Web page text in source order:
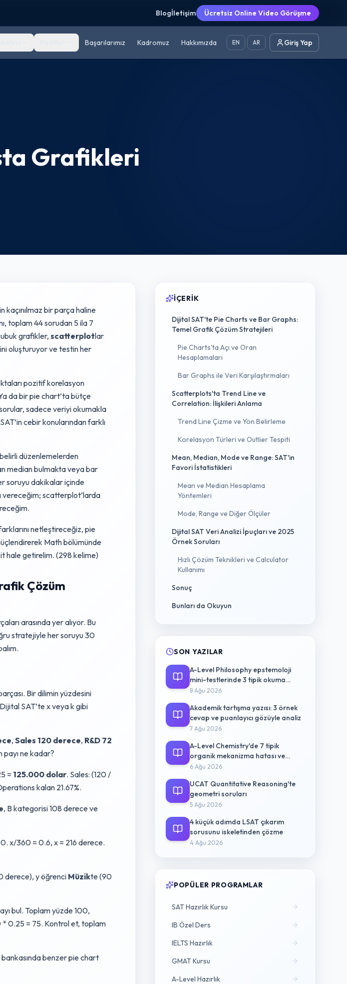
Blogİletişim Ücretsiz Online Video Görüşme
Başarılarımız Kadromuz Hakkımızda EN AR Giriş Yap
Grafikleri
kaçınılmaz bir parça haline
toplam 44 sorudan 5 ila 7
grafikler, scatterplotlar
oluşturuyor ve testin her
pozitif korelasyon
da bir pie chart’ta bütçe
sadece veriyi okumakla
cebir konularından farklı
düzenlemelerden
median bulmakta veya bar
soruyu dakikalar içinde
vereceğim; scatterplot’larda
netleştireceğiz, pie
Math bölümünde
hale getirelim. (298 kelime)
Çözüm
arasında yer alıyor. Bu
stratejiyle her soruyu 30
Bir dilimin yüzdesini
SAT’te x veya k gibi
, Sales 120 derece, R&D 72
ne kadar?
= 125.000 dolar. Sales: (120 /
kalan 21.67%.
, B kategorisi 108 derece ve
x/360 = 0.6, x = 216 derece.
derece), y öğrenciMüzikte (90
bul. Toplam yüzde 100,
0.25 = 75. Kontrol et, toplam
benzer pie chart
İÇERIK
Dijital SAT'te Pie Charts ve Bar Graphs:
Temel Grafik Çözüm Stratejileri
Pie Charts'ta Açı ve Oran
Hesaplamaları
Bar Graphs ile Veri Karşılaştırmaları
Scatterplots'ta Trend Line ve
Correlation: İlişkileri Anlama
Trend Line Çizme ve Yön Belirleme
Korelasyon Türleri ve Outlier Tespiti
Mean, Median, Mode ve Range: SAT'in
Favori İstatistikleri
Mean ve Median Hesaplama
Yöntemleri
Mode, Range ve Diğer Ölçüler
Dijital SAT Veri Analizi İpuçları ve 2025
Örnek Soruları
Hızlı Çözüm Teknikleri ve Calculator
Kullanımı
Sonuç
Bunları da Okuyun
SON YAZILAR
A-Level Philosophy epstemoloji
mini-testlerinde 3 tipik okuma
hatası
8 Ağu 2026
Akademik tartışma yazısı: 3 örnek
cevap ve puanlayıcı gözüyle analiz
7 Ağu 2026
A-Level Chemistry'de 7 tipik
organik mekanizma hatası ve
düzeltme yolu
6 Ağu 2026
UCAT Quantitative Reasoning'te
geometri soruları
5 Ağu 2026
4 küçük adımda LSAT çıkarım
sorusunu iskeletinden çözme
4 Ağu 2026
POPÜLER PROGRAMLAR
SAT Hazırlık Kursu
IB Özel Ders
IELTS Hazırlık
GMAT Kursu
A-Level Hazırlık